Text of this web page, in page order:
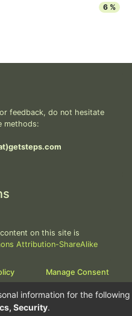
6 %
feedback, do not hesitate
methods:
on this site is
Attribution-ShareAlike
Manage Consent
information for the following
Security.